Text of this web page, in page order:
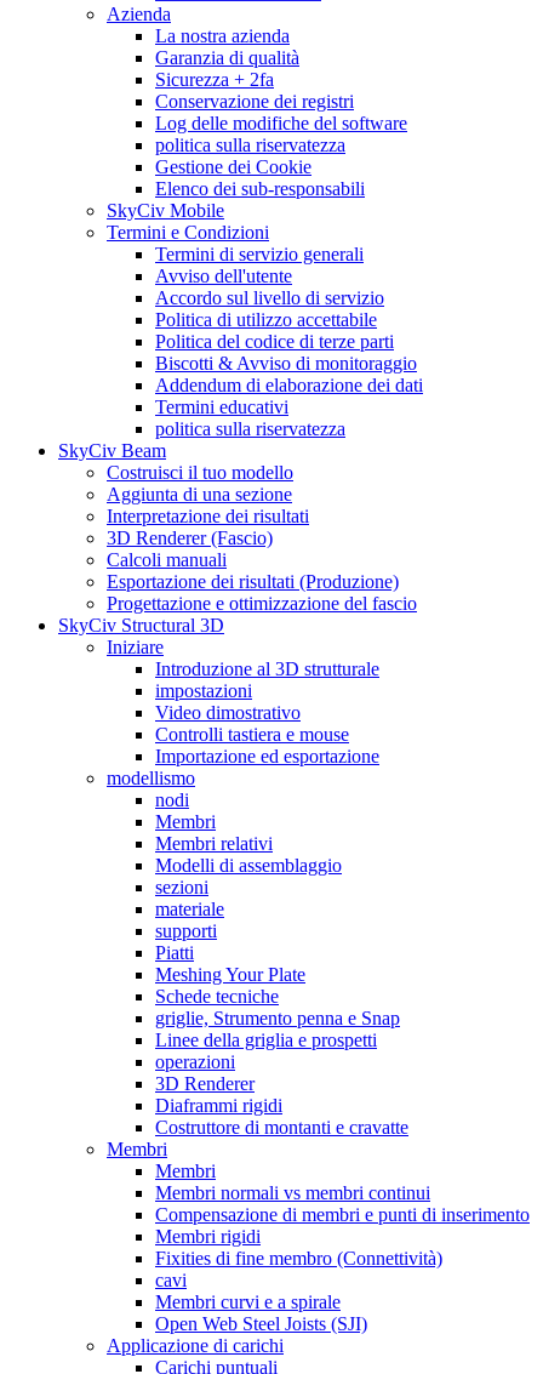
Azienda
La nostra azienda
Garanzia di qualità
Sicurezza + 2fa
Conservazione dei registri
Log delle modifiche del software
politica sulla riservatezza
Gestione dei Cookie
Elenco dei sub-responsabili
SkyCiv Mobile
Termini e Condizioni
Termini di servizio generali
Avviso dell'utente
Accordo sul livello di servizio
Politica di utilizzo accettabile
Politica del codice di terze parti
Biscotti & Avviso di monitoraggio
Addendum di elaborazione dei dati
Termini educativi
politica sulla riservatezza
SkyCiv Beam
Costruisci il tuo modello
Aggiunta di una sezione
Interpretazione dei risultati
3D Renderer (Fascio)
Calcoli manuali
Esportazione dei risultati (Produzione)
Progettazione e ottimizzazione del fascio
SkyCiv Structural 3D
Iniziare
Introduzione al 3D strutturale
impostazioni
Video dimostrativo
Controlli tastiera e mouse
Importazione ed esportazione
modellismo
nodi
Membri
Membri relativi
Modelli di assemblaggio
sezioni
materiale
supporti
Piatti
Meshing Your Plate
Schede tecniche
griglie, Strumento penna e Snap
Linee della griglia e prospetti
operazioni
3D Renderer
Diaframmi rigidi
Costruttore di montanti e cravatte
Membri
Membri
Membri normali vs membri continui
Compensazione di membri e punti di inserimento
Membri rigidi
Fixities di fine membro (Connettività)
cavi
Membri curvi e a spirale
Open Web Steel Joists (SJI)
Applicazione di carichi
Carichi puntuali